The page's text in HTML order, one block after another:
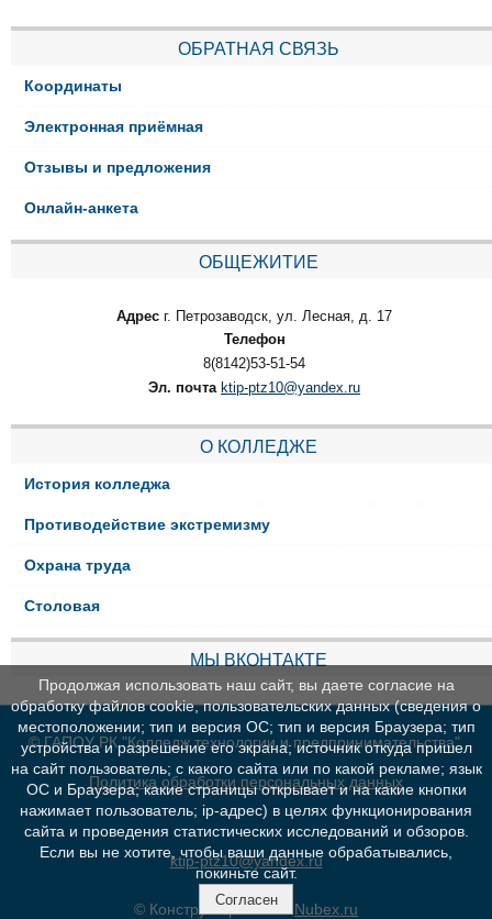
ОБРАТНАЯ СВЯЗЬ
Координаты
Электронная приёмная
Отзывы и предложения
Онлайн-анкета
ОБЩЕЖИТИЕ
Адрес г. Петрозаводск, ул. Лесная, д. 17
Телефон
8(8142)53-51-54
Эл. почта ktip-ptz10@yandex.ru
О КОЛЛЕДЖЕ
История колледжа
Противодействие экстремизму
Охрана труда
Столовая
МЫ ВКОНТАКТЕ
© ГАПОУ РК "Колледж технологии и предпринимательства"
Политика обработки персональных данных
ktip-ptz10@yandex.ru
© Конструктор сайтов Nubex.ru
Продолжая использовать наш сайт, вы даете согласие на
обработку файлов cookie, пользовательских данных (сведения о
местоположении; тип и версия ОС; тип и версия Браузера; тип
устройства и разрешение его экрана; источник откуда пришел
на сайт пользователь; с какого сайта или по какой рекламе; язык
ОС и Браузера; какие страницы открывает и на какие кнопки
нажимает пользователь; ip-адрес) в целях функционирования
сайта и проведения статистических исследований и обзоров.
Если вы не хотите, чтобы ваши данные обрабатывались,
покиньте сайт.
Согласен